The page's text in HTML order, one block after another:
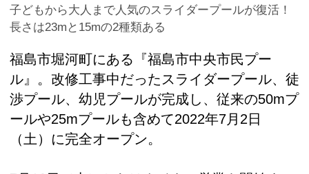
子どもから大人まで人気のスライダープールが復活！
長さは23mと15mの2種類ある
福島市堀河町にある『福島市中央市民プー
ル』。改修工事中だったスライダープール、徒
渉プール、幼児プールが完成し、従来の50mプ
ールや25mプールも含めて2022年7月2日
（土）に完全オープン。